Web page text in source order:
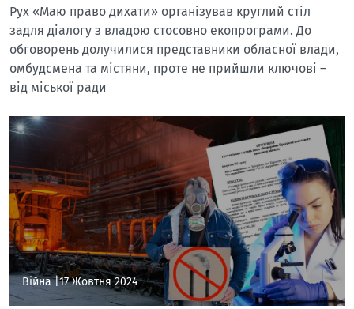
Рух «Маю право дихати» організував круглий стіл
задля діалогу з владою стосовно екопрограми. До
обговорень долучилися представники обласної влади,
омбудсмена та містяни, проте не прийшли ключові –
від міської ради
Війна |17 Жовтня 2024